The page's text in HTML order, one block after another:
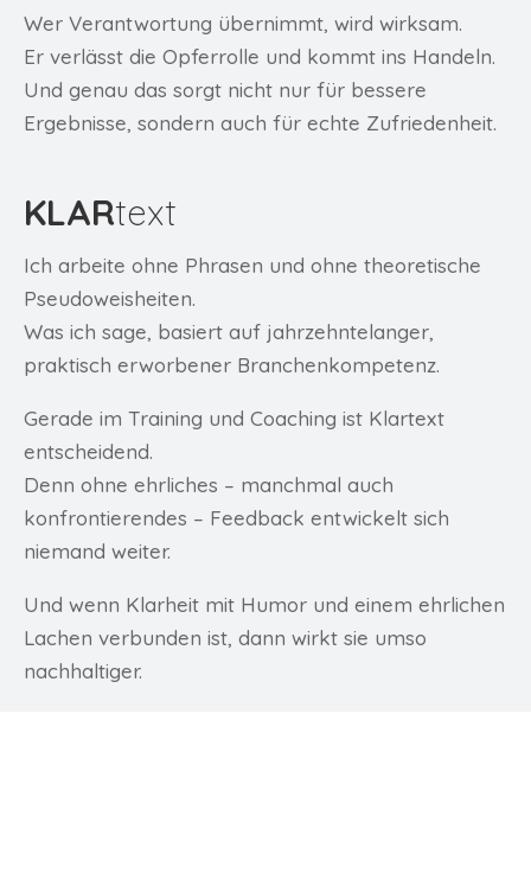
Wer Verantwortung übernimmt, wird wirksam.
Er verlässt die Opferrolle und kommt ins Handeln.
Und genau das sorgt nicht nur für bessere
Ergebnisse, sondern auch für echte Zufriedenheit.
KLARtext
Ich arbeite ohne Phrasen und ohne theoretische
Pseudoweisheiten.
Was ich sage, basiert auf jahrzehntelanger,
praktisch erworbener Branchenkompetenz.
Gerade im Training und Coaching ist Klartext
entscheidend.
Denn ohne ehrliches – manchmal auch
konfrontierendes – Feedback entwickelt sich
niemand weiter.
Und wenn Klarheit mit Humor und einem ehrlichen
Lachen verbunden ist, dann wirkt sie umso
nachhaltiger.